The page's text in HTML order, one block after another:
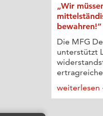
„Wir
bewahren!“
Die MFG
unterstützt
weiterlesen